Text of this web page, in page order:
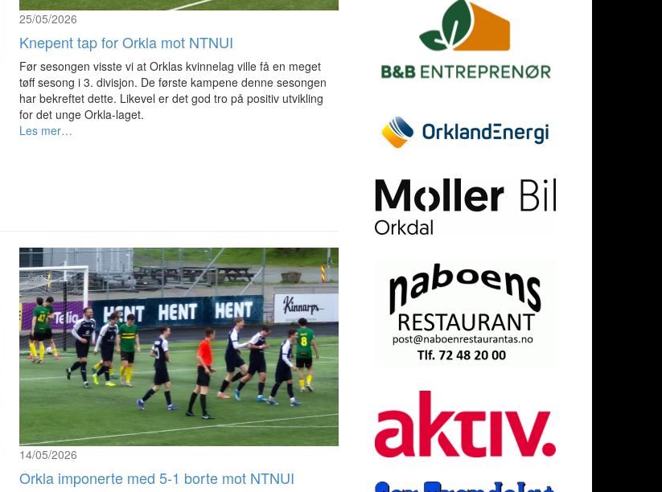
25/05/2026
Knepent tap for Orkla mot NTNUI
Før sesongen visste vi at Orklas kvinnelag ville få en meget
tøff sesong i 3. divisjon. De første kampene denne sesongen
har bekreftet dette. Likevel er det god tro på positiv utvikling
for det unge Orkla-laget.
Les mer…
14/05/2026
Orkla imponerte med 5-1 borte mot NTNUI